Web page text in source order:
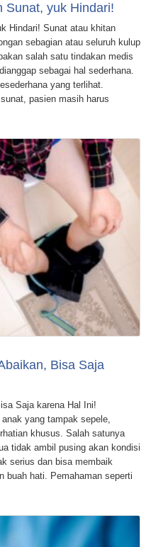
Sunat, yuk Hindari!
Hindari! Sunat atau khitan
sebagian atau seluruh kulup
salah satu tindakan medis
sebagai hal sederhana.
yang terlihat.
pasien masih harus
Bisa Saja
Saja karena Hal Ini!
yang tampak sepele,
khusus. Salah satunya
tidak ambil pusing akan kondisi
serius dan bisa membaik
buah hati. Pemahaman seperti